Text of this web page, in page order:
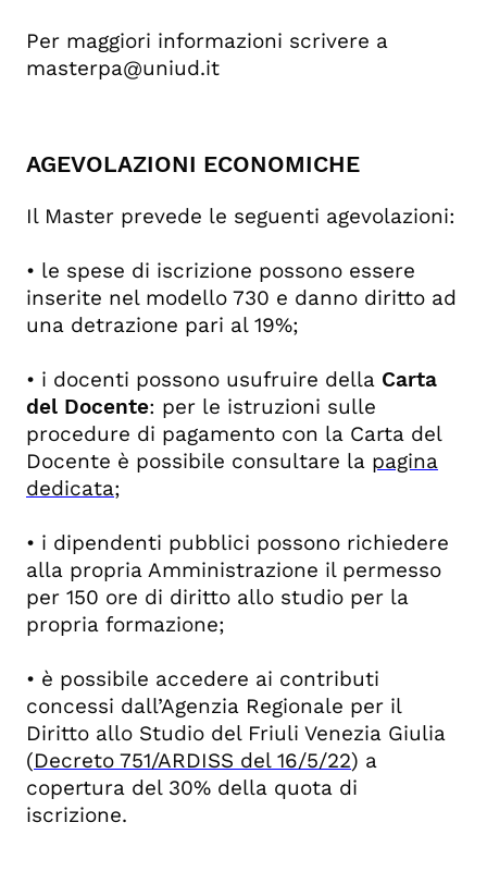
Per maggiori informazioni scrivere a
masterpa@uniud.it
AGEVOLAZIONI ECONOMICHE
Il Master prevede le seguenti agevolazioni:
• le spese di iscrizione possono essere
inserite nel modello 730 e danno diritto ad
una detrazione pari al 19%;
• i docenti possono usufruire della Carta
del Docente: per le istruzioni sulle
procedure di pagamento con la Carta del
Docente è possibile consultare la pagina
dedicata;
• i dipendenti pubblici possono richiedere
alla propria Amministrazione il permesso
per 150 ore di diritto allo studio per la
propria formazione;
• è possibile accedere ai contributi
concessi dall’Agenzia Regionale per il
Diritto allo Studio del Friuli Venezia Giulia
(Decreto 751/ARDISS del 16/5/22) a
copertura del 30% della quota di
iscrizione.